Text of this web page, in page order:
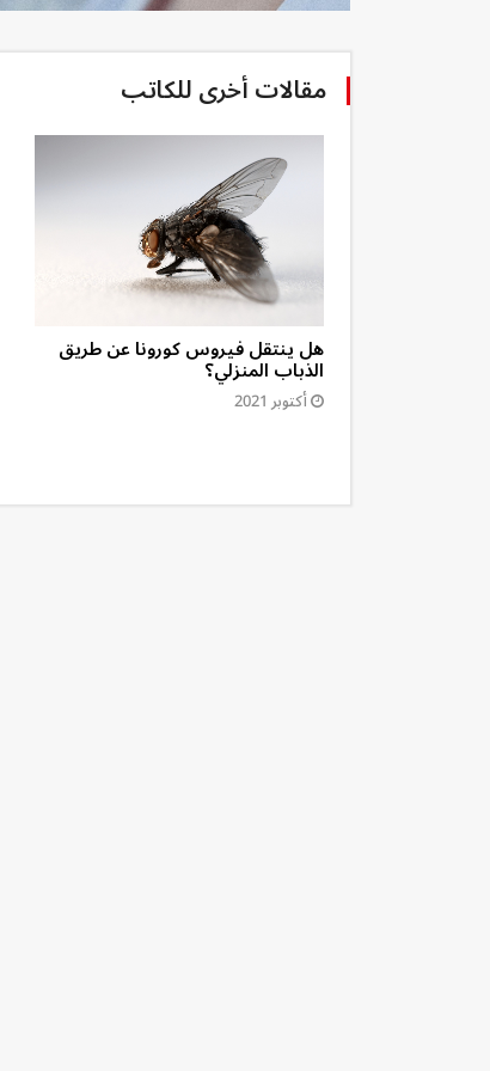
مقالات أخرى للكاتب
هل ينتقل فيروس كورونا عن طريق
الذباب المنزلي؟
أكتوبر 2021